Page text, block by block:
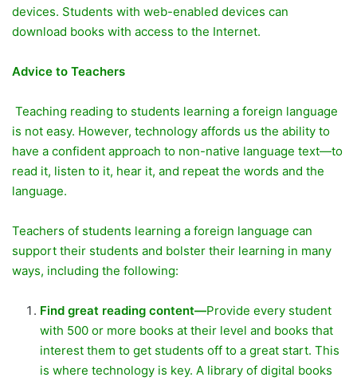
devices. Students with web-enabled devices can
download books with access to the Internet.
Advice to Teachers
Teaching reading to students learning a foreign language
is not easy. However, technology affords us the ability to
have a confident approach to non-native language text—to
read it, listen to it, hear it, and repeat the words and the
language.
Teachers of students learning a foreign language can
support their students and bolster their learning in many
ways, including the following:
Find great reading content—Provide every student
with 500 or more books at their level and books that
interest them to get students off to a great start. This
is where technology is key. A library of digital books